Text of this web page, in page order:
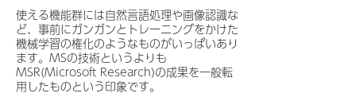
使える機能群には自然言語処理や画像認識な
ど、事前にガンガンとトレーニングをかけた
機械学習の権化のようなものがいっぱいあり
ます。MSの技術というよりも
MSR(Microsoft Research)の成果を一般転
用したものという印象です。